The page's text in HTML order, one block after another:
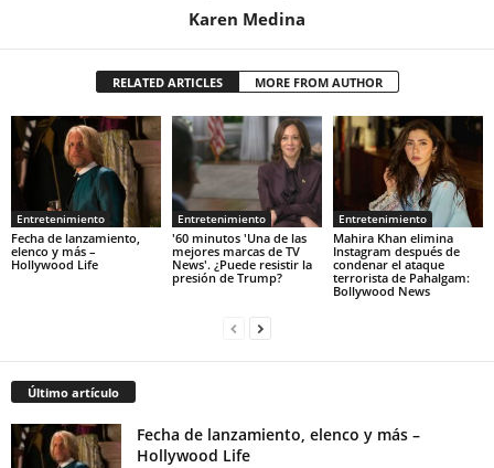
Karen Medina
RELATED ARTICLES MORE FROM AUTHOR
Entretenimiento
Fecha de lanzamiento,
elenco y más –
Hollywood Life
Entretenimiento
'60 minutos 'Una de las
mejores marcas de TV
News'. ¿Puede resistir la
presión de Trump?
Entretenimiento
Mahira Khan elimina
Instagram después de
condenar el ataque
terrorista de Pahalgam:
Bollywood News
Último artículo
Fecha de lanzamiento, elenco y más –
Hollywood Life